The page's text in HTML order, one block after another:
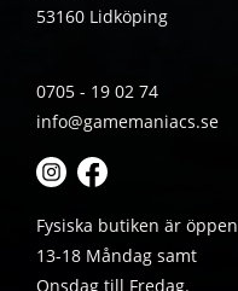
53160 Lidköping
0705 - 19 02 74
info@gamemaniacs.se
Fysiska butiken är öppen
13-18 Måndag samt
Onsdag till Fredag.